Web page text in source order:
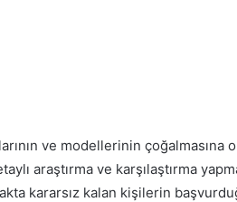
ve modellerinin çoğalmasına
araştırma ve karşılaştırma
kararsız kalan kişilerin